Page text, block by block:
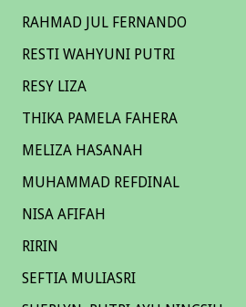
RAHMAD JUL FERNANDO
RESTI WAHYUNI PUTRI
RESY LIZA
THIKA PAMELA FAHERA
MELIZA HASANAH
MUHAMMAD REFDINAL
NISA AFIFAH
RIRIN
SEFTIA MULIASRI